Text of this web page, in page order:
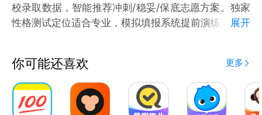
校录取数据，智能推荐冲刺/稳妥/保底志愿方案。独家
性格测试定位适合专业，模拟填报系统提前演练，录取
【精准匹配】基于历年千万级录取数据，结合AI算法智
能推荐适配院校，根据分数/位次/兴趣定制专属志愿方
案
展开
你可能还喜欢 更多